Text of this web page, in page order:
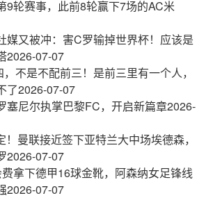
9轮赛事，此前8轮赢下7场的AC米
媒又被冲：害C罗输掉世界杯！应该是
2026-07-07
不是不配前三！是前三里有一个人，
了2026-07-07
塞尼尔执掌巴黎FC，开启新篇章2026-
！曼联接近签下亚特兰大中场埃德森，
2026-07-07
拿下德甲16球金靴，阿森纳女足锋线
2026-07-07